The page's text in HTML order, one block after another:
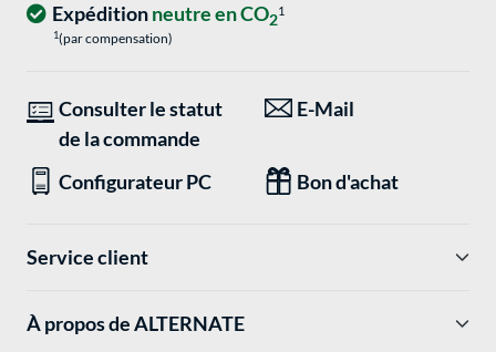
Expéditionneutre en CO21
1(par compensation)
Consulter le statut
de la commande
E-Mail
Configurateur PC Bon d'achat
Service client
À propos de ALTERNATE